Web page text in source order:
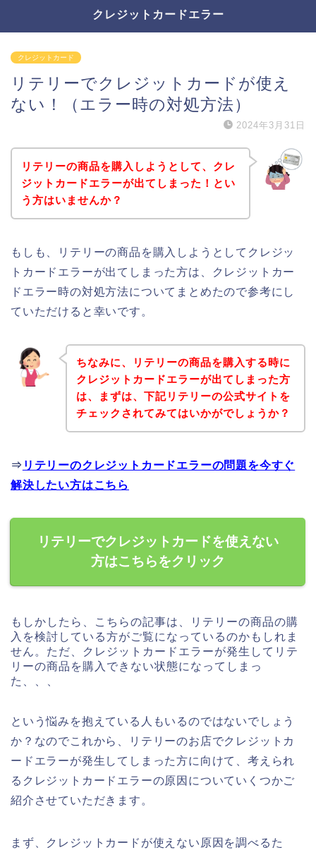
クレジットカードエラー
クレジットカード
リテリーでクレジットカードが使え
ない！（エラー時の対処方法）
2024年3月31日
リテリーの商品を購入しようとして、クレ
ジットカードエラーが出てしまった！とい
う方はいませんか？
もしも、リテリーの商品を購入しようとしてクレジッ
トカードエラーが出てしまった方は、クレジットカー
ドエラー時の対処方法についてまとめたので参考にし
ていただけると幸いです。
ちなみに、リテリーの商品を購入する時に
クレジットカードエラーが出てしまった方
は、まずは、下記リテリーの公式サイトを
チェックされてみてはいかがでしょうか？
⇒ リテリーのクレジットカードエラーの問題を今すぐ
解決したい方はこちら
リテリーでクレジットカードを使えない
方はこちらをクリック
もしかしたら、こちらの記事は、リテリーの商品の購
入を検討している方がご覧になっているのかもしれま
せん。ただ、クレジットカードエラーが発生してリテ
リーの商品を購入できない状態になってしまっ
た、、、
という悩みを抱えている人もいるのではないでしょう
か？なのでこれから、リテリーのお店でクレジットカ
ードエラーが発生してしまった方に向けて、考えられ
るクレジットカードエラーの原因についていくつかご
紹介させていただきます。
まず、クレジットカードが使えない原因を調べるた